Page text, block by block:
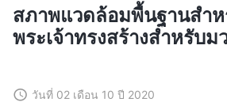
สภาพแวดล้อมพื้นฐานสำ
พระเจ้าทรงสร้างสำหรับ
วันที่ 02 เดือน 10 ปี 2020